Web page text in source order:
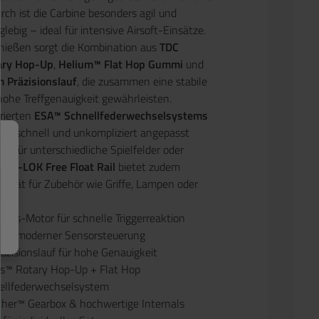
ist die Carbine besonders agil und
– ideal für intensive Airsoft-Einsätze.
sorgt die Kombination ausTDC
Hop-Up, Helium™ Flat Hop Gummi und
Präzisionslauf, die zusammen eine stabile
Treffgenauigkeit gewährleisten.
ESA™ Schnellfederwechselsystems
schnell und unkompliziert angepasst
für unterschiedliche Spielfelder oder
M-LOK Free Float Rail bietet zudem
für Zubehör wie Griffe, Lampen oder
Motor für schnelle Triggerreaktion
mit moderner Sensorsteuerung
für hohe Genauigkeit
Rotary Hop-Up + Flat Hop
Gearbox & hochwertige Internals